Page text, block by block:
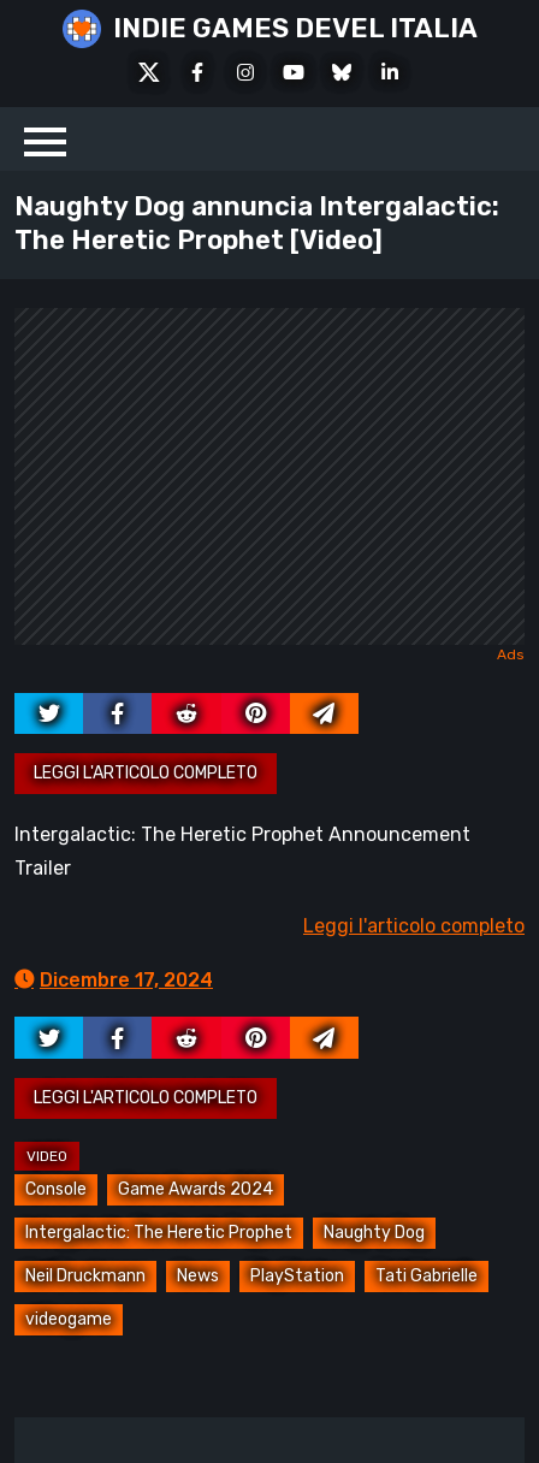
INDIE GAMES DEVEL ITALIA
FacebookInstagramYoutubeBlueskyLinkedIn
Naughty Dog annuncia Intergalactic:
The Heretic Prophet [Video]
Intergalactic: The Heretic Prophet Announcement
Trailer
Leggi l'articolo completo
Dicembre 17, 2024
Console Game Awards 2024
Intergalactic: The Heretic Prophet Naughty Dog
Neil Druckmann News PlayStation Tati Gabrielle
videogame